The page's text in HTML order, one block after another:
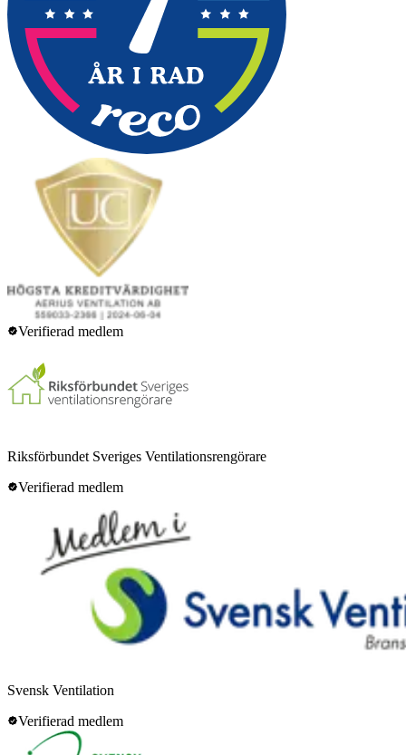
Verifierad medlem
Riksförbundet Sveriges Ventilationsrengörare
Verifierad medlem
Svensk Ventilation
Verifierad medlem